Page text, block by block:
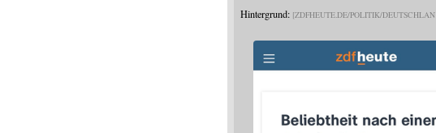
Hintergrund: ZDFHEUTE.DE/POLITIK/DEUTSCHLAN